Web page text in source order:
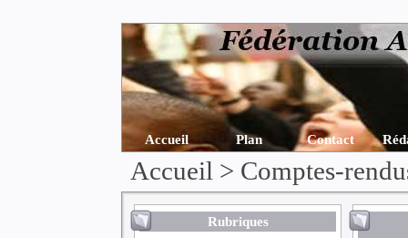
Accueil Plan Contact
Accueil > Comptes-
Rubriques